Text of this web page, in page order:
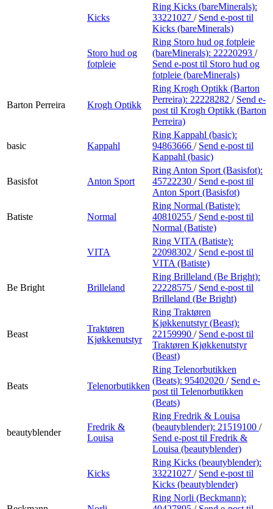
Kicks
Ring Kicks (bareMinerals):
33221027 / Send e-post til
Kicks (bareMinerals)
Storo hud og
fotpleie
Ring Storo hud og fotpleie
(bareMinerals): 22220293 /
Send e-post til Storo hud og
fotpleie (bareMinerals)
Barton Perreira Krogh Optikk
Ring Krogh Optikk (Barton
Perreira): 22228282 / Send e-
post til Krogh Optikk (Barton
Perreira)
basic Kappahl
Ring Kappahl (basic):
94863666 / Send e-post til
Kappahl (basic)
Basisfot Anton Sport
Ring Anton Sport (Basisfot):
45722230 / Send e-post til
Anton Sport (Basisfot)
Batiste Normal
Ring Normal (Batiste):
40810255 / Send e-post til
Normal (Batiste)
VITA
Ring VITA (Batiste):
22098302 / Send e-post til
VITA (Batiste)
Be Bright Brilleland
Ring Brilleland (Be Bright):
22228575 / Send e-post til
Brilleland (Be Bright)
Beast
Traktøren
Kjøkkenutstyr
Ring Traktøren
Kjøkkenutstyr (Beast):
22159990 / Send e-post til
Traktøren Kjøkkenutstyr
(Beast)
Beats Telenorbutikken
Ring Telenorbutikken
(Beats): 95402020 / Send e-
post til Telenorbutikken
(Beats)
beautyblender
Fredrik &
Louisa
Ring Fredrik & Louisa
(beautyblender): 21519100 /
Send e-post til Fredrik &
Louisa (beautyblender)
Kicks
Ring Kicks (beautyblender):
33221027 / Send e-post til
Kicks (beautyblender)
Ring Norli (Beckmann):